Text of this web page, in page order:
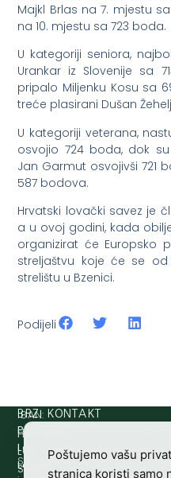
Majkl Brlas na 7. mjestu
na 10. mjestu sa 723 boda.
U kategoriji seniora,
Urankar iz Slovenije sa
pripalo Miljenku Kosu sa
treće plasirani Dušan
U kategoriji veterana,
osvojio 724 boda, dok
Jan Garmut osvojivši 721
587 bodova.
Hrvatski lovački savez je
a u ovoj godini, kada
organizirat će Europsko
streljaštvu koje će se
strelištu u Bzenici.
Podijeli
HRVATSKI
LOVAČKI
SAVEZ
IBAN:
HR8124020061100501497
SWIFT/BIC
BRZI KONTAKT
Prijava štete:
Lovne iskaznice:
@acinzaksi
Lovno osposobljavanje:
Poštujemo vašu
stranica koristi samo